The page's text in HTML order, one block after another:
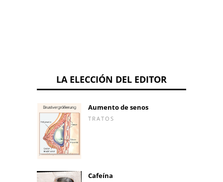
LA ELECCIÓN DEL EDITOR
Aumento de senos
TRATOS
Cafeína